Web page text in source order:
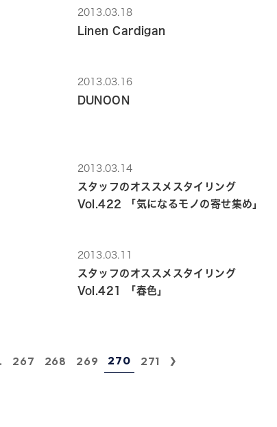
2013.03.18
Linen Cardigan
2013.03.16
DUNOON
2013.03.14
スタッフのオススメスタイリング
Vol.422 「気になるモノの寄せ集め」
2013.03.11
スタッフのオススメスタイリング
Vol.421 「春色」
267 268 269 270 271